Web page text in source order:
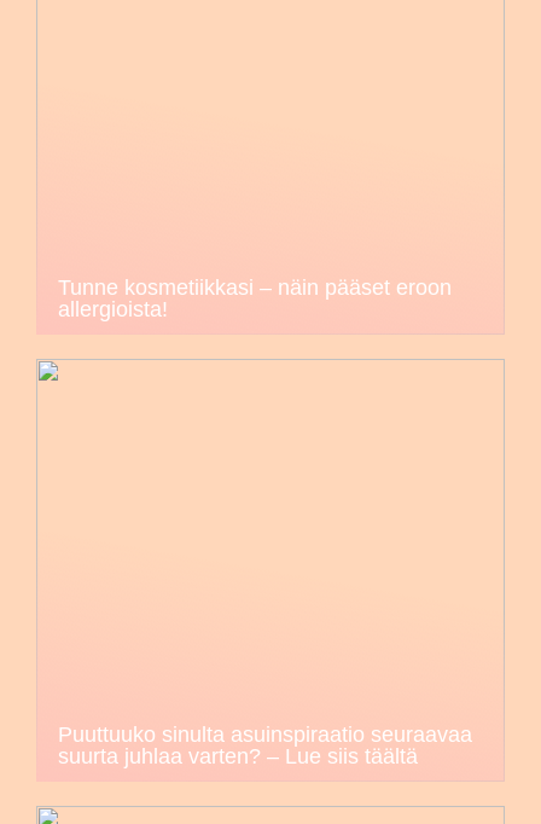
Tunne kosmetiikkasi – näin pääset eroon
allergioista!
Puuttuuko sinulta asuinspiraatio seuraavaa
suurta juhlaa varten? – Lue siis täältä